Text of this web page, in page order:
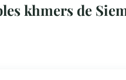
khmers de